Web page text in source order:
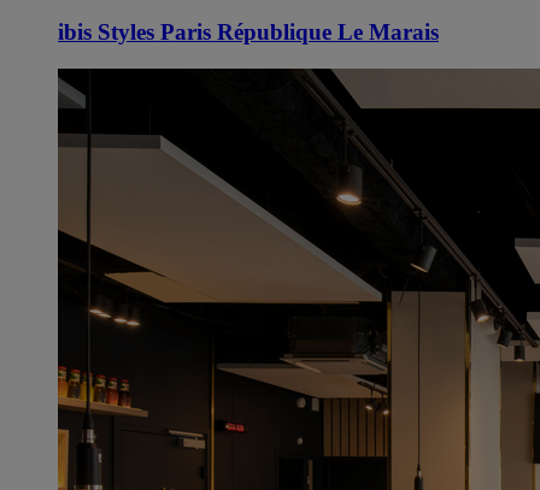
ibis Styles Paris République Le Marais